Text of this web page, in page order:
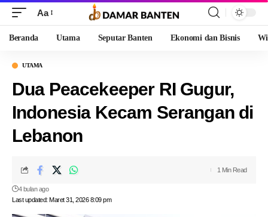
Aa
Beranda Utama Seputar Banten Ekonomi dan Bisnis
UTAMA
Dua Peacekeeper RI Gugur,
Indonesia Kecam Serangan di
Lebanon
Last updated: Maret 31, 2026 8:09 pm
4 bulan ago
1 Min Read